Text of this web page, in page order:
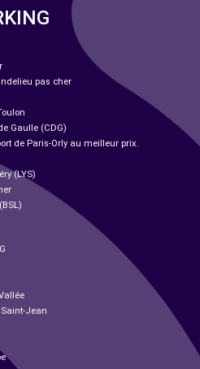
pas cher
Gaulle (CDG)
de Paris-Orly au meilleur prix.
(LYS)
Jean